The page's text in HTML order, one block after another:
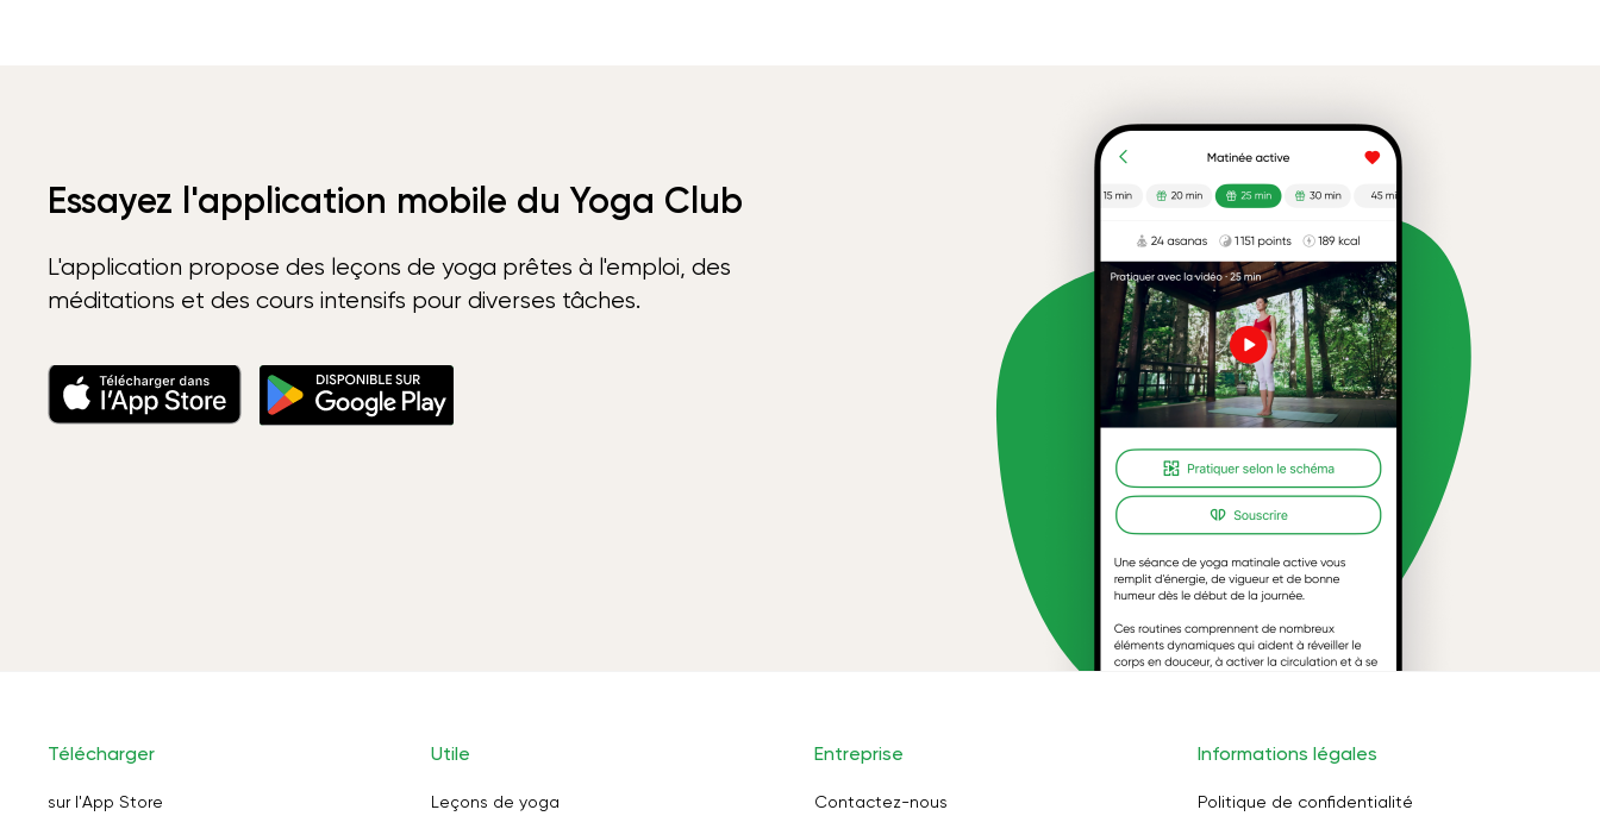
Essayez l'application mobile du Yoga Club
L'application propose des leçons de yoga prêtes à l'emploi, des
méditations et des cours intensifs pour diverses tâches.
Télécharger
sur l'App Store
Utile
Leçons de yoga
Entreprise
Contactez-nous
Informations légales
Politique de confidentialité